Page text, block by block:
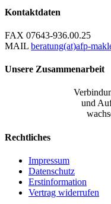
Kontaktdaten
FAX 07643-936.00.25
MAIL beratung(at)afp-
Unsere Zusammenarbeit
und
Rechtliches
Impressum
Datenschutz
Erstinformation
Vertrag widerrufen